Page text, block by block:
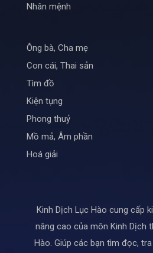
Nhân mệnh
Ông bà, Cha mẹ
Con cái, Thai sản
Tìm đồ
Kiện tụng
Phong thuỷ
Mồ mả, Âm phần
Hoá giải
Kinh Dịch Lục Hào cung cấp
nâng cao của môn Kinh Dịch
Hào. Giúp các bạn tìm đọc,